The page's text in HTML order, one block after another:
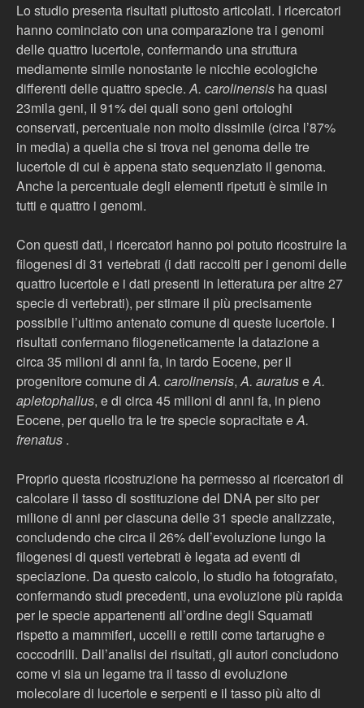
Lo studio presenta risultati piuttosto articolati. I ricercatori
hanno cominciato con una comparazione tra i genomi
delle quattro lucertole, confermando una struttura
mediamente simile nonostante le nicchie ecologiche
differenti delle quattro specie.A. carolinensis ha quasi
23mila geni, il 91% dei quali sono geni ortologhi
conservati, percentuale non molto dissimile (circa l’87%
in media) a quella che si trova nel genoma delle tre
lucertole di cui è appena stato sequenziato il genoma.
Anche la percentuale degli elementi ripetuti è simile in
tutti e quattro i genomi.
Con questi dati, i ricercatori hanno poi potuto ricostruire la
filogenesi di 31 vertebrati (i dati raccolti per i genomi delle
quattro lucertole e i dati presenti in letteratura per altre 27
specie di vertebrati), per stimare il più precisamente
possibile l’ultimo antenato comune di queste lucertole. I
risultati confermano filogeneticamente la datazione a
circa 35 milioni di anni fa, in tardo Eocene, per il
progenitore comune diA. carolinensis,A. auratuseA.
apletophallus, e di circa 45 milioni di anni fa, in pieno
Eocene, per quello tra le tre specie sopracitate eA.
frenatus .
Proprio questa ricostruzione ha permesso ai ricercatori di
calcolare il tasso di sostituzione del DNA per sito per
milione di anni per ciascuna delle 31 specie analizzate,
concludendo che circa il 26% dell’evoluzione lungo la
filogenesi di questi vertebrati è legata ad eventi di
speciazione. Da questo calcolo, lo studio ha fotografato,
confermando studi precedenti, una evoluzione più rapida
per le specie appartenenti all’ordine degli Squamati
rispetto a mammiferi, uccelli e rettili come tartarughe e
coccodrilli. Dall’analisi dei risultati, gli autori concludono
come vi sia un legame tra il tasso di evoluzione
molecolare di lucertole e serpenti e il tasso più alto di